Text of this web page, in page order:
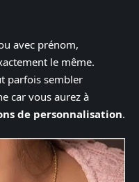
avec prénom,
le même.
parfois sembler
car vous aurez à
de personnalisation.